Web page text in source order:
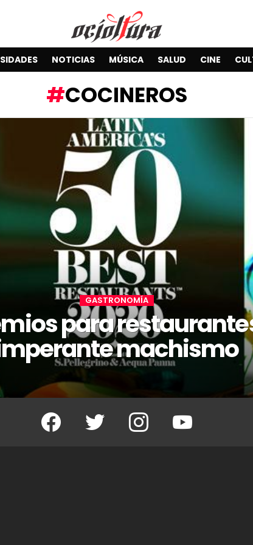
NOTICIAS MÚSICA SALUD CINE
COCINEROS
GASTRONOMÍA
para
machismo
Facebook Twitter Instagram Youtube